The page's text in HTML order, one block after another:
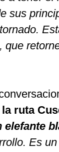
sus
que
ruta
elefante
Es